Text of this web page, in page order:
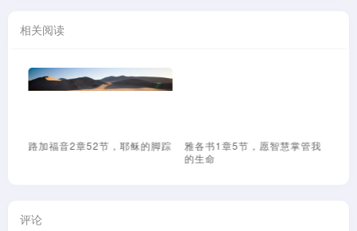
相关阅读
路加福音2章52节，耶稣的脚踪
雅各书1章5节，愿智慧掌管我
的生命
评论